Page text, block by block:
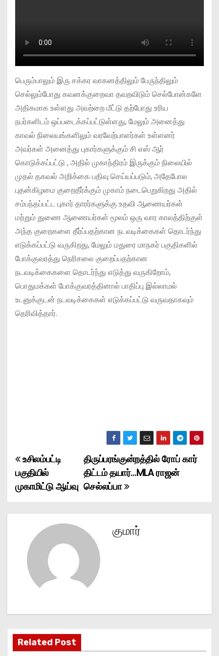
பெரும்பாலும் இரு சக்கர வாகனத்திலும் பேருந்திலும்
செல்லும்போது கவனக்குறைவா தவறவிடும் செல்போன்களே
அதிகமாக உள்ளது அவற்றை மீட்டு தற்போது உரிய
நபர்களிடம் ஒப்படைக்கப்பட்டுள்ளது, மேலும் அனைத்து
காவல் நிலையங்களிலும் வரவேற்பாளர்கள் உள்ளனர்
அவர்கள் அனைத்து புகார்களுக்கும் சி எஸ் ஆர்
கொடுக்கப்பட்டு , அதில் முகாந்திரம் இருக்கும் நிலையில்
முதல் தகவல் அறிக்கை பதிவு செய்யப்படும், அதேபோல
புதன்கிழமை குறைதீர்க்கும் முகாம் நடைபெறுகிறது அதில்
சம்பந்தப்பட்ட புகார் தாரர்களுக்கு உதவி ஆணையர்கள்
மற்றும் துணை ஆணையர்கள் மூலம் ஒரு வார காலத்திற்குள்
அந்த குறைகளை தீர்ப்பதற்கான நடவடிக்கைகள் தொடர்ந்து
எடுக்கப்பட்டு வருகிறது, மேலும் மதுரை மாநகர் பகுதிகளில்
போக்குவரத்து நெரிசலை குறைப்பதற்கான
நடவடிக்கைகளை தொடர்ந்து எடுத்து வருகிறோம்,
பொதுமக்கள் போக்குவரத்தினால் பாதிப்பு இல்லாமல்
உடனுக்குடன் நடவடிக்கைகள் எடுக்கப்பட்டு வருவதாகவும்
தெரிவித்தார்.
P
o
a
திருப்பரங்குன்றத்தில் ரோப் கார்
திட்டம் தயார்…MLA ராஜன்
செல்லப்பா
உசிலம்பட்டி
பகுதியில்
முகாமிட்டு ஆய்வு
குமார்
Related Post